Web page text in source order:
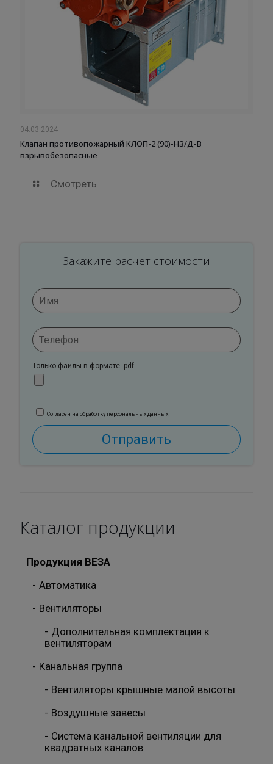
04.03.2024
Клапан противопожарный КЛОП-2 (90)-НЗ/Д-В
взрывобезопасные
Смотреть
Закажите расчет стоимости
Только файлы в формате .pdf
Согласен на обработку персональных данных
Каталог продукции
Продукция ВЕЗА
Автоматика
Вентиляторы
Дополнительная комплектация к
вентиляторам
Канальная группа
Вентиляторы крышные малой высоты
Воздушные завесы
Система канальной вентиляции для
квадратных каналов